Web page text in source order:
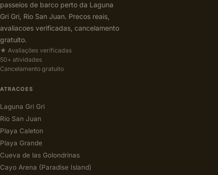
passeios de barco perto da Laguna
Gri Gri, Rio San Juan. Precos reais,
avaliacoes verificadas, cancelamento
gratuito.
★ Avaliações verificadas
50+ atividades
Cancelamento gratuito
ATRACOES
Laguna Gri Gri
Rio San Juan
Playa Caleton
Playa Grande
Cueva de las Golondrinas
Cayo Arena (Paradise Island)